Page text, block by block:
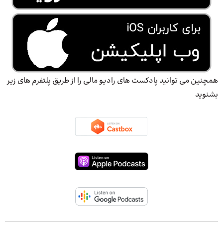
همچنین می توانید پادکست های رادیو مالی را از طریق پلتفرم های زیر
بشنوید